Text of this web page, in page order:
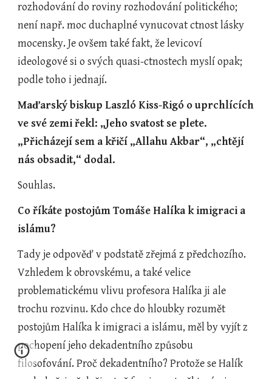
rozhodování do roviny rozhodování politického;
není např. moc duchaplné vynucovat ctnost lásky
mocensky. Je ovšem také fakt, že levicoví
ideologové si o svých quasi-ctnostech myslí opak;
podle toho i jednají.
Maďarský biskup Laszló Kiss-Rigó o uprchlících
ve své zemi řekl: „Jeho svatost se plete.
„Přicházejí sem a křičí „Allahu Akbar“, „chtějí
nás obsadit,“ dodal.
Souhlas.
Co říkáte postojům Tomáše Halíka k imigraci a
islámu?
Tady je odpověď v podstatě zřejmá z předchozího.
Vzhledem k obrovskému, a také velice
problematickému vlivu profesora Halíka ji ale
trochu rozvinu. Kdo chce do hloubky rozumět
postojům Halíka k imigraci a islámu, měl by vyjít z
pochopení jeho dekadentního způsobu
filosofování. Proč dekadentního? Protože se Halík